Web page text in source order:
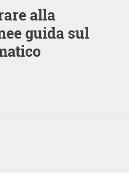
guida sul